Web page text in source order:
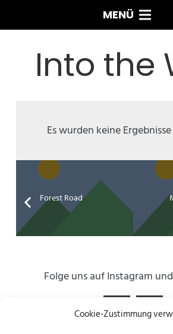
Cookie-Zustimmung
MENÜ
Into the
Es wurden keine
Forest Road
Folge uns auf Instagram